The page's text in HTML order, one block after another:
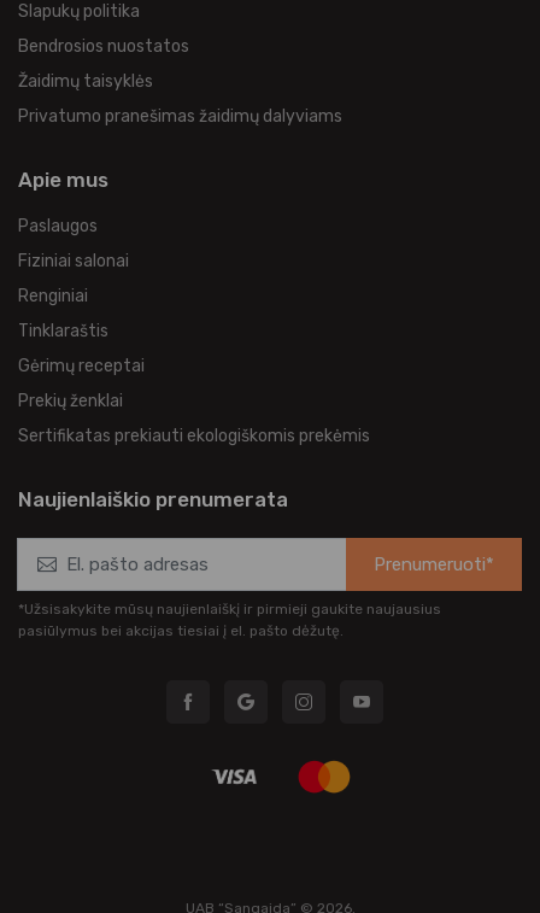
Slapukų politika
Bendrosios nuostatos
Žaidimų taisyklės
Privatumo pranešimas žaidimų dalyviams
Apie mus
Paslaugos
Fiziniai salonai
Renginiai
Tinklaraštis
Gėrimų receptai
Prekių ženklai
Sertifikatas prekiauti ekologiškomis prekėmis
Naujienlaiškio prenumerata
Prenumeruoti*
*Užsisakykite mūsų naujienlaiškį ir pirmieji gaukite naujausius
pasiūlymus bei akcijas tiesiai į el. pašto dėžutę.
UAB “Sangaida” © 2026.